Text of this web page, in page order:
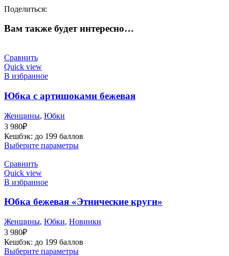
Поделиться:
Вам также будет интересно…
Сравнить
Quick view
В избранное
Юбка с артишоками бежевая
Женщины, Юбки
3 980₽
Кешбэк: до 199 баллов
Выберите параметры
Сравнить
Quick view
В избранное
Юбка бежевая «Этнические круги»
Женщины, Юбки, Новинки
3 980₽
Кешбэк: до 199 баллов
Выберите параметры